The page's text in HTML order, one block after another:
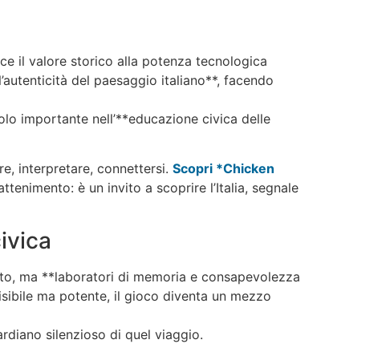
il valore storico alla potenza tecnologica
del paesaggio italiano**, facendo
importante nell’**educazione civica delle
interpretare, connettersi. Scopri *Chicken
è un invito a scoprire l’Italia, segnale
ma **laboratori di memoria e consapevolezza
ma potente, il gioco diventa un mezzo
silenzioso di quel viaggio.